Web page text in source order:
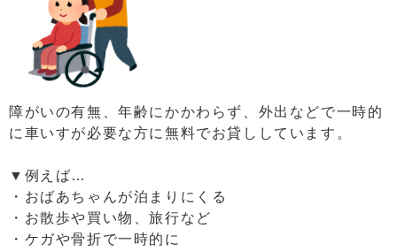
障がいの有無、年齢にかかわらず、外出などで一時的
に車いすが必要な方に無料でお貸ししています。
▼例えば…
・おばあちゃんが泊まりにくる
・お散歩や買い物、旅行など
・ケガや骨折で一時的に